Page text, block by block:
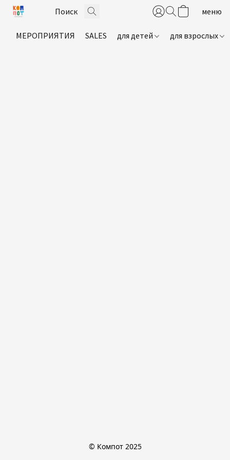
МЕРОПРИЯТИЯ SALES для детей для взрослых
© Компот 2025